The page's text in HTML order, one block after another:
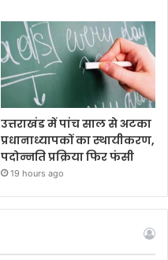
उत्तराखंड में पांच साल से अटका
प्रधानाध्यापकों का स्थायीकरण,
पदोन्नति प्रक्रिया फिर फंसी
19 hours ago